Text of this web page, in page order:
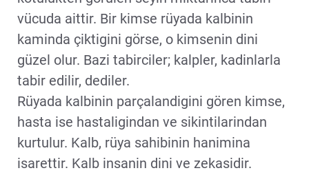
vücuda aittir. Bir kimse rüyada kalbinin
kaminda çiktigini görse, o kimsenin dini
güzel olur. Bazi tabirciler; kalpler, kadinlarla
tabir edilir, dediler.
Rüyada kalbinin parçalandigini gören kimse,
hasta ise hastaligindan ve sikintilarindan
kurtulur. Kalb, rüya sahibinin hanimina
isarettir. Kalb insanin dini ve zekasidir.